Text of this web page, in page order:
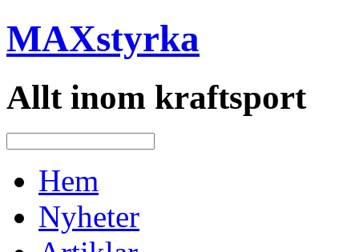
MAXstyrka
Allt inom kraftsport
Hem
Nyheter